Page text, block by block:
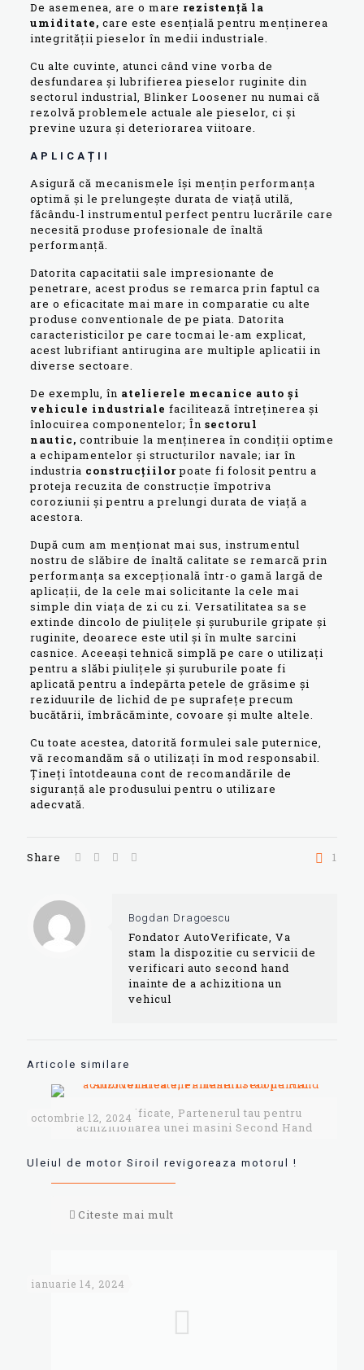
De asemenea, are o mare rezistență la
umiditate, care este esențială pentru menținerea
integrității pieselor în medii industriale.
Cu alte cuvinte, atunci când vine vorba de
desfundarea și lubrifierea pieselor ruginite din
sectorul industrial, Blinker Loosener nu numai că
rezolvă problemele actuale ale pieselor, ci și
previne uzura și deteriorarea viitoare.
APLICAȚII
Asigură că mecanismele își mențin performanța
optimă și le prelungește durata de viață utilă,
făcându-l instrumentul perfect pentru lucrările care
necesită produse profesionale de înaltă
performanță.
Datorita capacitatii sale impresionante de
penetrare, acest produs se remarca prin faptul ca
are o eficacitate mai mare in comparatie cu alte
produse conventionale de pe piata. Datorita
caracteristicilor pe care tocmai le-am explicat,
acest lubrifiant antirugina are multiple aplicatii in
diverse sectoare.
De exemplu, în atelierele mecanice auto și
vehicule industriale facilitează întreținerea și
înlocuirea componentelor; În sectorul
nautic, contribuie la menținerea în condiții optime
a echipamentelor și structurilor navale; iar în
industria construcțiilorpoate fi folosit pentru a
proteja recuzita de construcție împotriva
coroziunii și pentru a prelungi durata de viață a
acestora.
După cum am menționat mai sus, instrumentul
nostru de slăbire de înaltă calitate se remarcă prin
performanța sa excepțională într-o gamă largă de
aplicații, de la cele mai solicitante la cele mai
simple din viața de zi cu zi. Versatilitatea sa se
extinde dincolo de piulițele și șuruburile gripate și
ruginite, deoarece este util și în multe sarcini
casnice. Aceeași tehnică simplă pe care o utilizați
pentru a slăbi piulițele și șuruburile poate fi
aplicată pentru a îndepărta petele de grăsime și
reziduurile de lichid de pe suprafețe precum
bucătării, îmbrăcăminte, covoare și multe altele.
Cu toate acestea, datorită formulei sale puternice,
vă recomandăm să o utilizați în mod responsabil.
Țineți întotdeauna cont de recomandările de
siguranță ale produsului pentru o utilizare
adecvată.
Share 1
Bogdan Dragoescu
Fondator AutoVerificate, Va
stam la dispozitie cu servicii de
verificari auto second hand
inainte de a achizitiona un
vehicul
Articole similare
AutoVerificate, Partenerul tau pentru
achizitionarea unei masini Second Hand
octombrie 12, 2024
Uleiul de motor Siroil revigoreaza motorul !
Citeste mai mult
ianuarie 14, 2024